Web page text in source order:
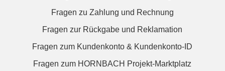
Fragen zu Zahlung und Rechnung
Fragen zur Rückgabe und Reklamation
Fragen zum Kundenkonto & Kundenkonto-ID
Fragen zum HORNBACH Projekt-Marktplatz